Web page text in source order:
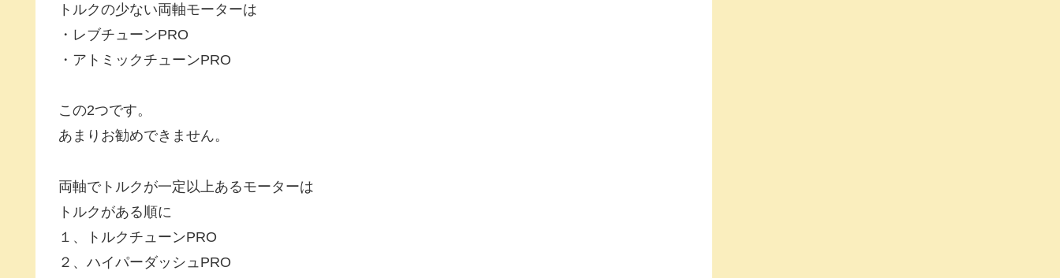
トルクの少ない両軸モーターは
・レブチューンPRO
・アトミックチューンPRO
この2つです。
あまりお勧めできません。
両軸でトルクが一定以上あるモーターは
トルクがある順に
１、トルクチューンPRO
２、ハイパーダッシュPRO